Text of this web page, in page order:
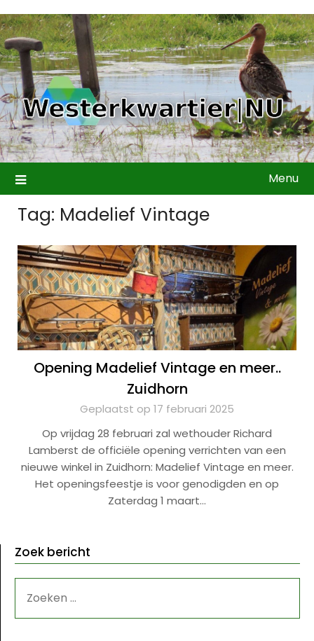
naar
de
inhoud
Menu
Tag: Madelief Vintage
Opening Madelief Vintage en meer..
Zuidhorn
Geplaatst op 17 februari 2025
Op vrijdag 28 februari zal wethouder Richard
Lamberst de officiële opening verrichten van een
nieuwe winkel in Zuidhorn: Madelief Vintage en meer.
Het openingsfeestje is voor genodigden en op
Zaterdag 1 maart…
Zoek bericht
NAAR: